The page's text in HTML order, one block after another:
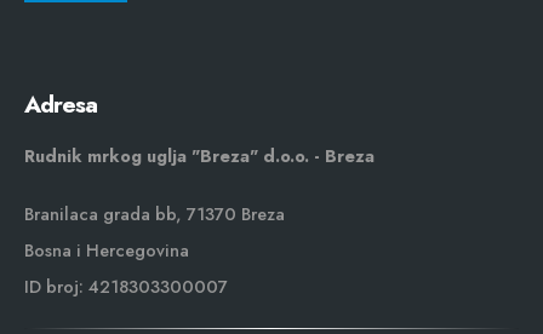
Adresa
Rudnik mrkog uglja "Breza" d.o.o. - Breza
Branilaca grada bb, 71370 Breza
Bosna i Hercegovina
ID broj: 4218303300007